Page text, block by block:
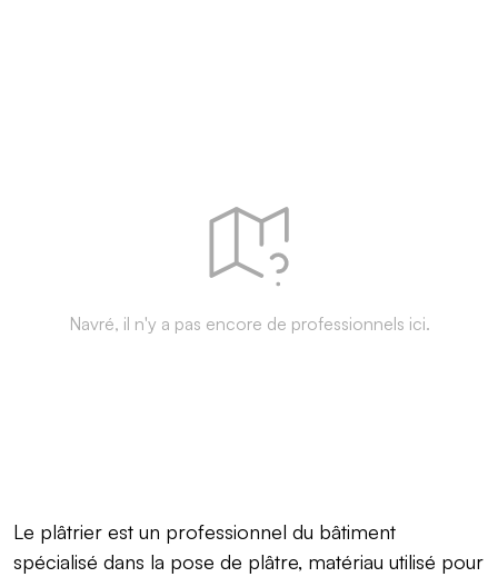
Navré, il n'y a pas encore de professionnels ici.
Le plâtrier est un professionnel du bâtiment
spécialisé dans la pose de plâtre, matériau utilisé pour